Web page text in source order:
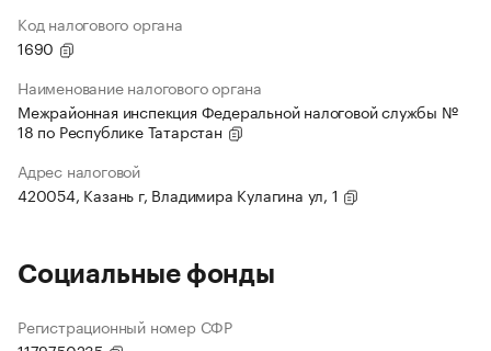
Код налогового органа
1690
Наименование налогового органа
Межрайонная инспекция Федеральной налоговой службы №
18 по Республике Татарстан
Адрес налоговой
420054, Казань г, Владимира Кулагина ул, 1
Социальные фонды
Регистрационный номер СФР